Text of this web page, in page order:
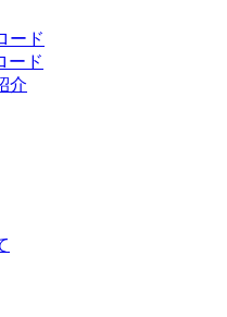
ード
ード
介